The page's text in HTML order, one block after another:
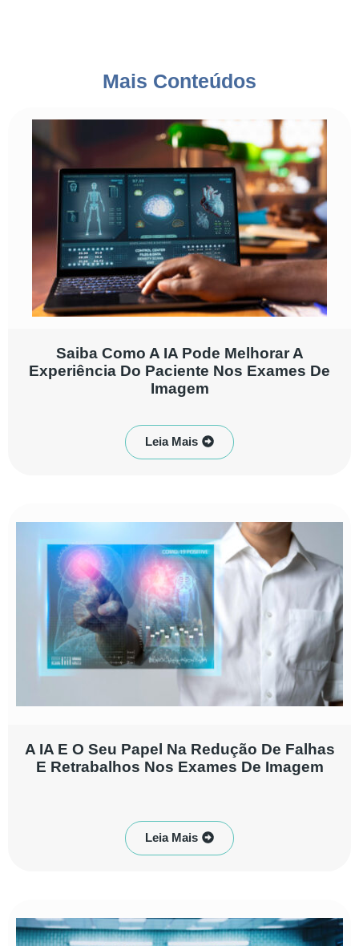
Mais Conteúdos
Saiba Como A IA Pode Melhorar A
Experiência Do Paciente Nos Exames De
Imagem
Leia Mais
A IA E O Seu Papel Na Redução De Falhas
E Retrabalhos Nos Exames De Imagem
Leia Mais